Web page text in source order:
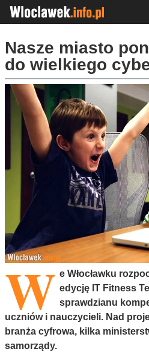
Nasze miasto
do wielkiego
W e Włocławku
edycję IT Fitness
sprawdzianu
uczniów i nauczycieli. Nad
branża cyfrowa, kilka
samorządy.